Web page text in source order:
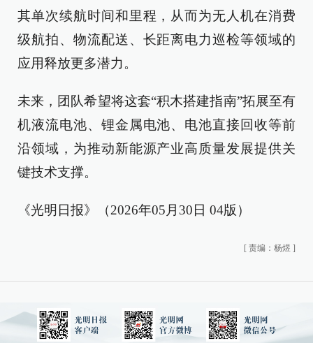
其单次续航时间和里程，从而为无人机在消费
级航拍、物流配送、长距离电力巡检等领域的
应用释放更多潜力。
未来，团队希望将这套“积木搭建指南”拓展至有
机液流电池、锂金属电池、电池直接回收等前
沿领域，为推动新能源产业高质量发展提供关
键技术支撑。
《光明日报》（2026年05月30日 04版）
[ 责编：杨煜 ]